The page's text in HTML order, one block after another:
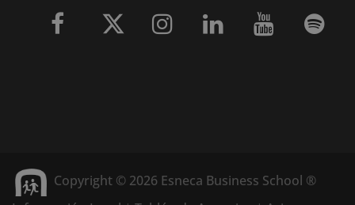
Copyright © 2026 Esneca Business School ®